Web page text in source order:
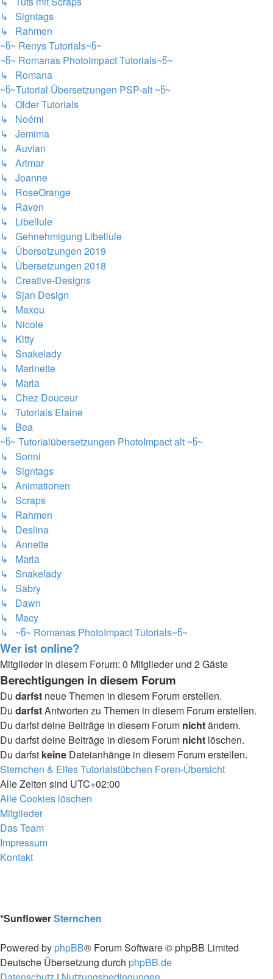
↳ Signtags
↳ Rahmen
~წ~ Renys Tutorials~წ~
~წ~ Romanas PhotoImpact Tutorials~წ~
↳ Romana
~წ~Tutorial Übersetzungen PSP-alt ~წ~
↳ Older Tutorials
↳ Noémi
↳ Jemima
↳ Auvian
↳ Arimar
↳ Joanne
↳ RoseOrange
↳ Raven
↳ Libellule
↳ Gehnehmigung Libellule
↳ Übersetzungen 2019
↳ Übersetzungen 2018
↳ Creative-Designs
↳ Sjan Design
↳ Maxou
↳ Nicole
↳ Kitty
↳ Snakelady
↳ Marinette
↳ Maria
↳ Chez Douceur
↳ Tutoriais Elaine
↳ Bea
~წ~ Tutorialübersetzungen PhotoImpact alt ~წ~
↳ Sonni
↳ Signtags
↳ Animationen
↳ Scraps
↳ Rahmen
↳ Deslina
↳ Annette
↳ Maria
↳ Snakelady
↳ Sabry
↳ Dawn
↳ Macy
↳ ~წ~ Romanas PhotoImpact Tutorials~წ~
Wer ist online?
Mitglieder in diesem Forum: 0 Mitglieder und 2 Gäste
Berechtigungen in diesem Forum
Du darfst neue Themen in diesem Forum erstellen.
Du darfstAntworten zu Themen in diesem Forum erstellen.
Du darfst deine Beiträge in diesem Forum nichtändern.
Du darfst deine Beiträge in diesem Forum nicht löschen.
Du darfst keine Dateianhänge in diesem Forum erstellen.
Sternchen & Elfes Tutorialstübchen Foren-Übersicht
Alle Zeiten sind UTC+02:00
Alle Cookies löschen
Mitglieder
Das Team
Impressum
Kontakt
*SunflowerSternchen
Powered by phpBB® Forum Software © phpBB Limited
Deutsche Übersetzung durch phpBB.de